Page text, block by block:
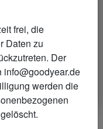
Jahre
frei, die
Daten zu
Der
info@goodyear.de
werden die